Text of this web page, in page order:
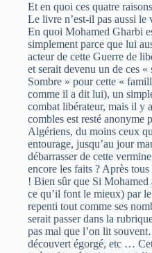
Et en quoi ces quatre
Le livre n’est-il pas aussi le
En quoi Mohamed Gharbi
simplement parce que lui
acteur de cette Guerre de
et serait devenu un de ces
Sombre » pour cette «
comme il a dit lui), un
combat libérateur, mais il y
combles est resté anonyme
Algériens, du moins ceux
entourage, jusqu’au jour
débarrasser de cette
encore les faits ? Après
! Bien sûr que Si Mohamed
ce qu’il font le mieux) par
repenti tout comme ses
serait passer dans la
pas mal que l’on lit
découvert égorgé, etc …